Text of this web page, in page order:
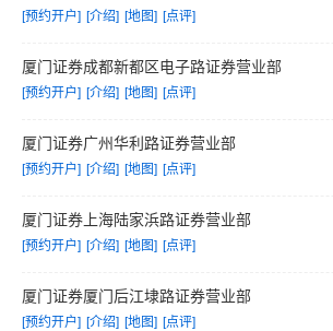
[预约开户] [介绍] [地图] [点评]
厦门证券成都新都区电子路证券营业部
[预约开户] [介绍] [地图] [点评]
厦门证券广州华利路证券营业部
[预约开户] [介绍] [地图] [点评]
厦门证券上海陆家浜路证券营业部
[预约开户] [介绍] [地图] [点评]
厦门证券厦门后江埭路证券营业部
[预约开户] [介绍] [地图] [点评]